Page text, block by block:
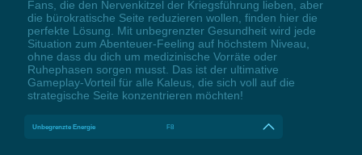
Fans, die den Nervenkitzel der Kriegsführung lieben, aber
die bürokratische Seite reduzieren wollen, finden hier die
perfekte Lösung. Mit unbegrenzter Gesundheit wird jede
Situation zum Abenteuer-Feeling auf höchstem Niveau,
ohne dass du dich um medizinische Vorräte oder
Ruhephasen sorgen musst. Das ist der ultimative
Gameplay-Vorteil für alle Kaleus, die sich voll auf die
strategische Seite konzentrieren möchten!
Unbegrenzte Energie F8